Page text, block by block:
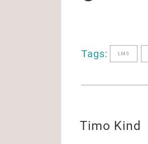
Tags: LMS
Timo Kind